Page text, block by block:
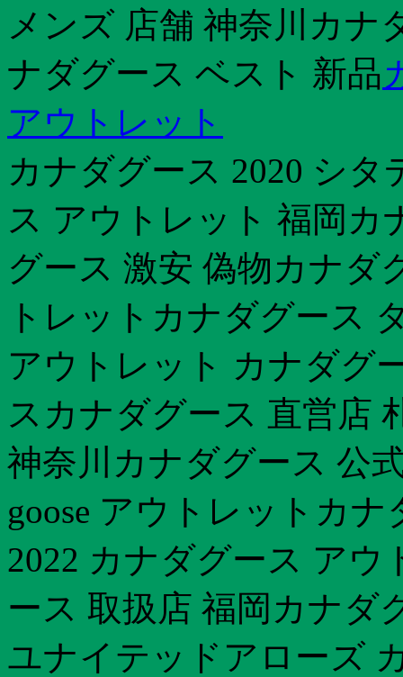
メンズ 店舗 神奈川カナ
ナダグース ベスト 新品
アウトレット
カナダグース 2020 シ
ス アウトレット 福岡カ
グース 激安 偽物カナダ
トレットカナダグース
アウトレット カナダグ
スカナダグース 直営店
神奈川カナダグース 公
goose アウトレットカ
2022 カナダグース ア
ース 取扱店 福岡カナダ
ユナイテッドアローズ